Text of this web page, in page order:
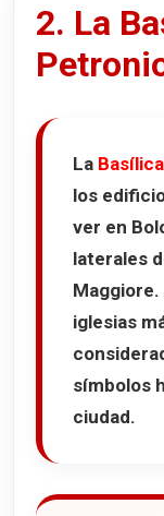
2. La
La
los
ver en
laterales
Maggiore.
iglesias
símbolos
ciudad.